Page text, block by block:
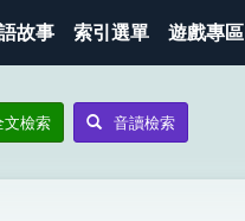
故事 索引選單 遊戲專區
文檢索 音讀檢索